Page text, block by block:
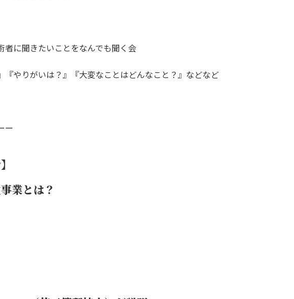
者に聞きたいことをなんでも聞く会
『やりがいは？』『大変なことはどんなこと？』などなど
ー
業とは？